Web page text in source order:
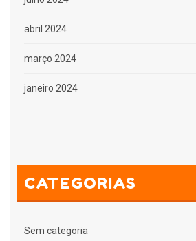
abril 2024
março 2024
janeiro 2024
CATEGORIAS
Sem categoria